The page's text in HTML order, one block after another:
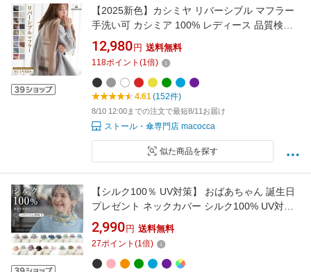
【2025新色】カシミヤ リバーシブル マフラー
手洗い可 カシミア 100% レディース 品質検査
済 無地 チェック柄 メンズ ストール プレゼント
秋冬 クリスマス ギフト 秋 冬 カシミアマフラー
カシミヤマフラー8983 8982 【送料無料】
12,980 円 送料無料
118ポイント (1倍)
4.61(152件)
8/10 12:00までの注文で最短8/11お届け
ストール・傘専門店 macocca
似た商品を探す
【シルク100％ UV対策】 おばあちゃん 誕生日
プレゼント ネックカバー シルク100% UV対策
春夏シニアファッション 70代 80代 春 夏 ハイ
ミセス 婦人 レディース 服 高齢者 ギフト プチ
ギフト 日焼け対策 夏 涼しい 敬老の日 実用的
プレゼント
2,990 円 送料無料
27ポイント (1倍)